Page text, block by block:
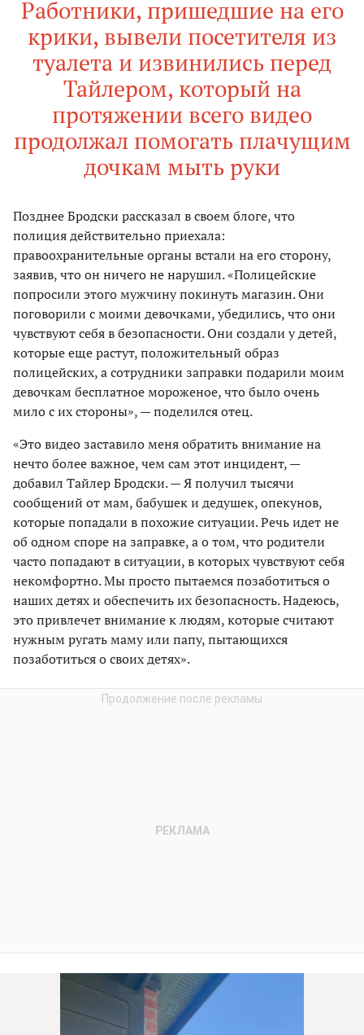
Работники, пришедшие на его
крики, вывели посетителя из
туалета и извинились перед
Тайлером, который на
протяжении всего видео
продолжал помогать плачущим
дочкам мыть руки
Позднее Бродски рассказал в своем блоге, что
полиция действительно приехала:
правоохранительные органы встали на его сторону,
заявив, что он ничего не нарушил. «Полицейские
попросили этого мужчину покинуть магазин. Они
поговорили с моими девочками, убедились, что они
чувствуют себя в безопасности. Они создали у детей,
которые еще растут, положительный образ
полицейских, а сотрудники заправки подарили моим
девочкам бесплатное мороженое, что было очень
мило с их стороны», — поделился отец.
«Это видео заставило меня обратить внимание на
нечто более важное, чем сам этот инцидент, —
добавил Тайлер Бродски. — Я получил тысячи
сообщений от мам, бабушек и дедушек, опекунов,
которые попадали в похожие ситуации. Речь идет не
об одном споре на заправке, а о том, что родители
часто попадают в ситуации, в которых чувствуют себя
некомфортно. Мы просто пытаемся позаботиться о
наших детях и обеспечить их безопасность. Надеюсь,
это привлечет внимание к людям, которые считают
нужным ругать маму или папу, пытающихся
позаботиться о своих детях».